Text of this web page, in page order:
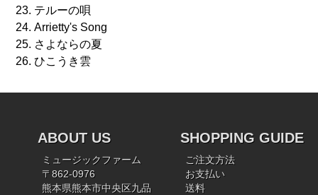
23. テルーの唄
24. Arrietty's Song
25. さよならの夏
26. ひこうき雲
ABOUT US
ミュージックファーム
〒862-0976
熊本県熊本市中央区九品
SHOPPING GUIDE
ご注文方法
お支払い
送料